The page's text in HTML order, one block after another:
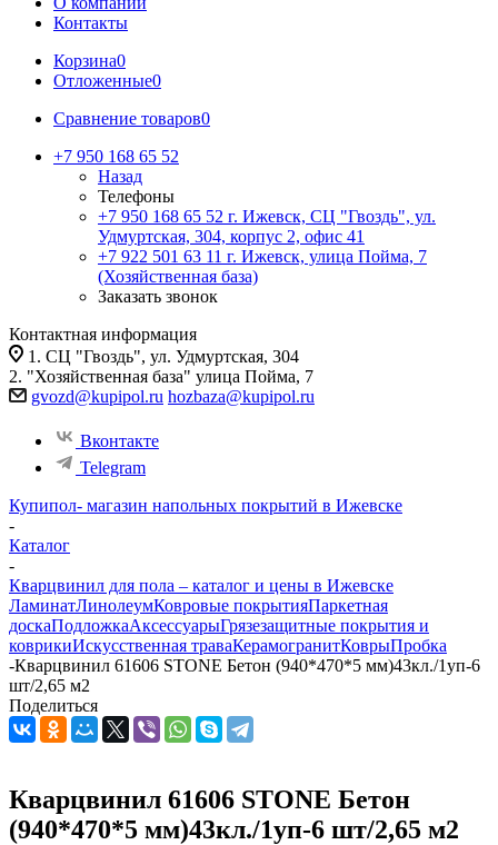
Контакты
Корзина0
Отложенные0
Сравнение товаров0
+7 950 168 65 52
Назад
Телефоны
+7 950 168 65 52 г. Ижевск, СЦ "Гвоздь", ул.
Удмуртская, 304, корпус 2, офис 41
+7 922 501 63 11 г. Ижевск, улица Пойма, 7
(Хозяйственная база)
Заказать звонок
Контактная информация
1. СЦ "Гвоздь", ул. Удмуртская, 304
2. "Хозяйственная база" улица Пойма, 7
gvozd@kupipol.ru hozbaza@kupipol.ru
Вконтакте
Telegram
Купипол- магазин напольных покрытий в Ижевске
-
Каталог
-
Кварцвинил для пола – каталог и цены в Ижевске
ЛаминатЛинолеумКовровые покрытияПаркетная
доскаПодложкаАксессуарыГрязезащитные покрытия и
коврикиИскусственная траваКерамогранитКоврыПробка
-Кварцвинил 61606 STONE Бетон (940*470*5 мм)43кл./1уп-6
шт/2,65 м2
Поделиться
Кварцвинил 61606 STONE Бетон
(940*470*5 мм)43кл./1уп-6 шт/2,65 м2